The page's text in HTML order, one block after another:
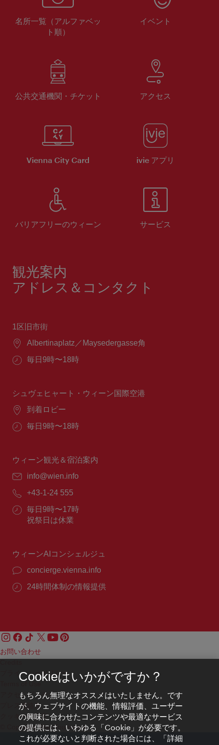
名所一覧（アルファベッ
ト順）
イベント
公共交通機関・チケット アクセス
Vienna City Card ivie アプリ
バリアフリーのウィーン サービス
観光案内
アドレス＆コンタクト
1区旧市街
場
所：
Albertinaplatz／Maysedergasse角
営
間：
毎日9時〜18時
シュヴェヒャート・ウィーン国際空港
場
所：
到着ロビー
営
間：
毎日9時〜18時
ウィーン観光＆宿泊案内
E
ー
ル：
info@wien.info
電
話
番
号：
+43-1-24 555
営
業
毎日9時〜17時
祝祭日は休業
ウィーンAIコンシェルジュ
concierge.vienna.info
24時間体制の情報提供
お問い合わせ
プライバシーポリシー
アクセシビリティ
プレス連絡先
クッキーの設定
© Copyright WienTourismus
Cookieはいかがですか？
もちろん無理なオススメはいたしません。です
が、ウェブサイトの機能、情報評価、ユーザー
の興味に合わせたコンテンツや最適なサービス
の提供には、いわゆる「Cookie」が必要です。
これが必要ないと判断された場合には、「詳細